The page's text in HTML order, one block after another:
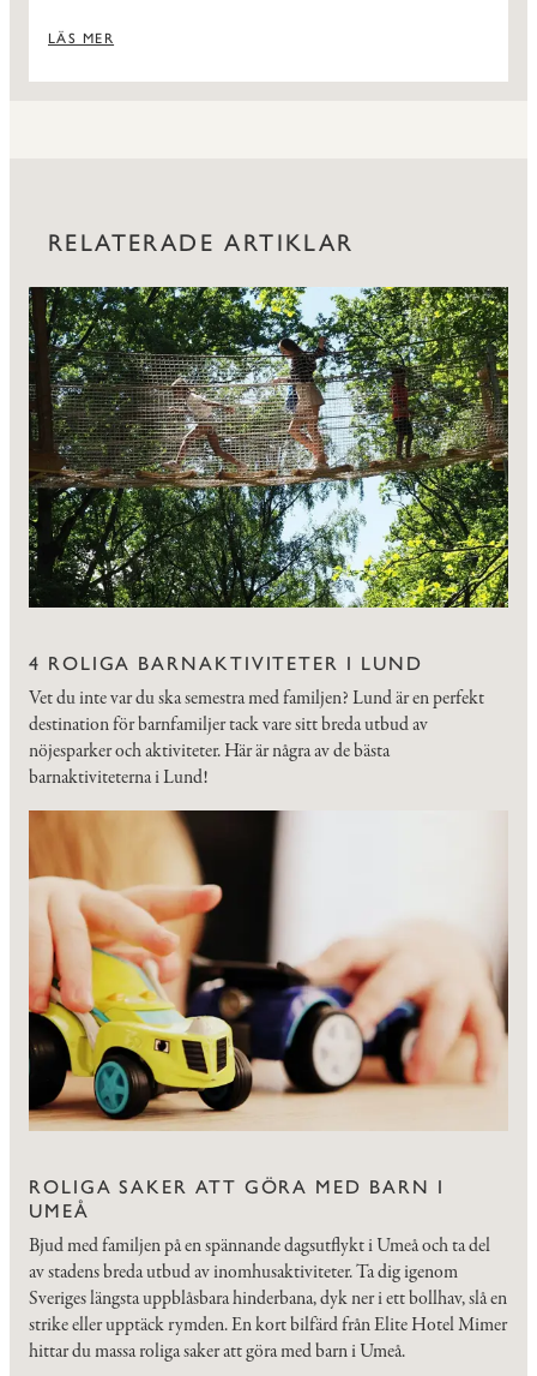
LÄS MER
RELATERADE ARTIKLAR
4 ROLIGA BARNAKTIVITETER I LUND
Vet du inte var du ska semestra med familjen? Lund är en perfekt
destination för barnfamiljer tack vare sitt breda utbud av
nöjesparker och aktiviteter. Här är några av de bästa
barnaktiviteterna i Lund!
ROLIGA SAKER ATT GÖRA MED BARN I
UMEÅ
Bjud med familjen på en spännande dagsutflykt i Umeå och ta del
av stadens breda utbud av inomhusaktiviteter. Ta dig igenom
Sveriges längsta uppblåsbara hinderbana, dyk ner i ett bollhav, slå en
strike eller upptäck rymden. En kort bilfärd från Elite Hotel Mimer
hittar du massa roliga saker att göra med barn i Umeå.